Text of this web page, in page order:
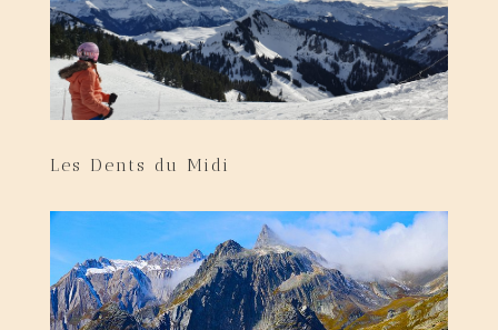
Les Dents du Midi